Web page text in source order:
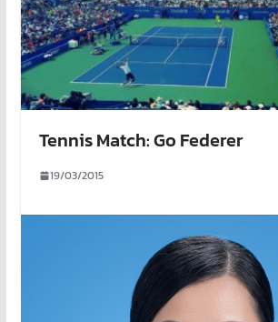
Tennis Match: Go Federer
19/03/2015